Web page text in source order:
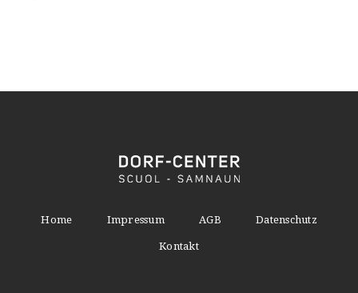
Home Impressum AGB Datenschutz
Kontakt